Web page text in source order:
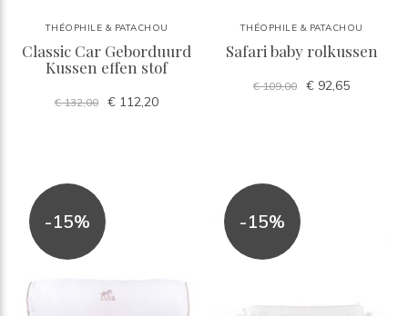
THÉOPHILE & PATACHOU
Classic Car Geborduurd
Kussen effen stof
€ 132,00 € 112,20
THÉOPHILE & PATACHOU
Safari baby rolkussen
€ 109,00 € 92,65
-15% -15%